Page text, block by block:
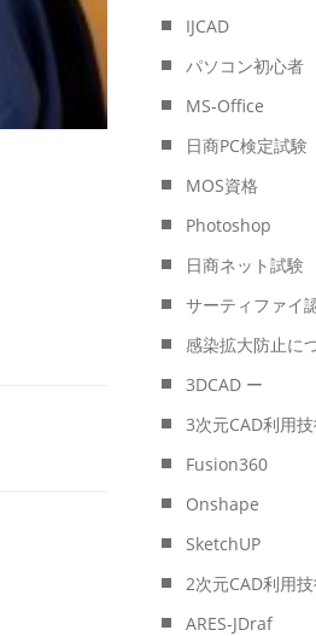
IJCAD
パソコン初心者
MS-Office
日商PC検定試験
MOS資格
Photoshop
日商ネット試験
サーティファイ
感染拡大防止に
3DCAD ー
3次元CAD利用
Fusion360
Onshape
SketchUP
2次元CAD利用
ARES-JDraf